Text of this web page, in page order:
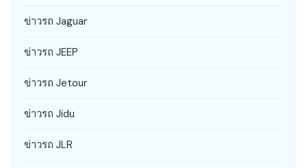
ข่าวรถ Jaguar
ข่าวรถ JEEP
ข่าวรถ Jetour
ข่าวรถ Jidu
ข่าวรถ JLR